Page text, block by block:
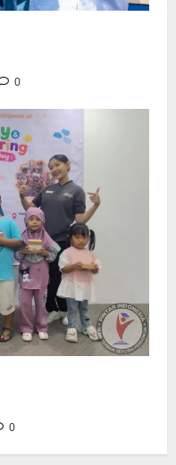
0
0